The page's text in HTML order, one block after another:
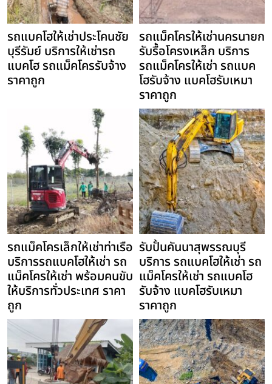
รถแบคโฮให้เช่าประโคนชัย
บุรีรัมย์ บริการให้เช่ารถ
แบคโฮ รถแม็คโครรับจ้าง
ราคาถูก
รถแม็คโครให้เช่านครนายก
รับรื้อโครงเหล็ก บริการ
รถแม็คโครให้เช่า รถแบค
โฮรับจ้าง แบคโฮรับเหมา
ราคาถูก
รถแม็คโครเล็กให้เช่าท่าเรือ
บริการรถแบคโฮให้เช่า รถ
แม็คโครให้เช่า พร้อมคนขับ
ให้บริการทั่วประเทศ ราคา
ถูก
รับปั้นคันนาสุพรรณบุรี
บริการ รถแบคโฮให้เช่า รถ
แม็คโครให้เช่า รถแบคโฮ
รับจ้าง แบคโฮรับเหมา
ราคาถูก